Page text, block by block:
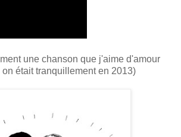
une chanson que j'aime d'amour
on était tranquillement en 2013)